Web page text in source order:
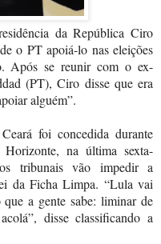
da República Ciro
o PT apoiá-lo nas eleições
Após se reunir com o ex-
(PT), Ciro disse que era
alguém”.
foi concedida durante
na última sexta-
tribunais vão impedir a
da Ficha Limpa. “Lula vai
a gente sabe: liminar de
disse classificando a